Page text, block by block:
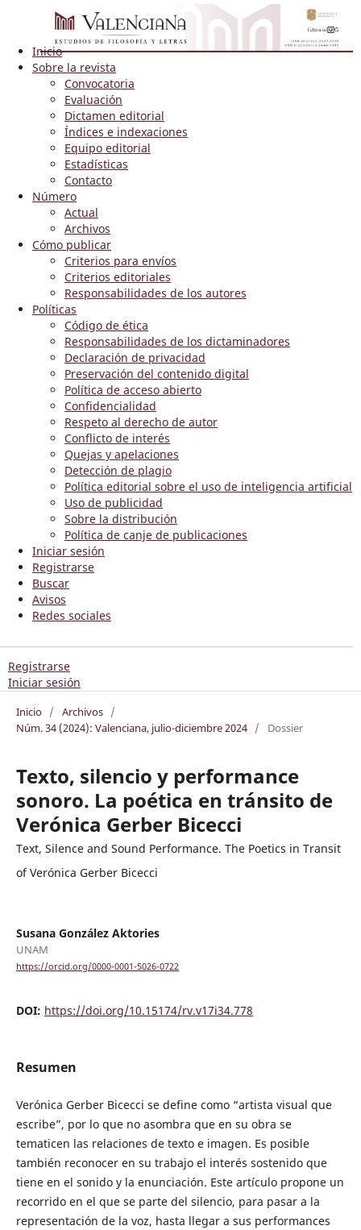
Inicio
Sobre la revista
Convocatoria
Evaluación
Dictamen editorial
Índices e indexaciones
Equipo editorial
Estadísticas
Contacto
Número
Actual
Archivos
Cómo publicar
Criterios para envíos
Criterios editoriales
Responsabilidades de los autores
Políticas
Código de ética
Responsabilidades de los dictaminadores
Declaración de privacidad
Preservación del contenido digital
Política de acceso abierto
Confidencialidad
Respeto al derecho de autor
Conflicto de interés
Quejas y apelaciones
Detección de plagio
Política editorial sobre el uso de inteligencia artificial
Uso de publicidad
Sobre la distribución
Política de canje de publicaciones
Iniciar sesión
Registrarse
Buscar
Avisos
Redes sociales
Registrarse
Iniciar sesión
Inicio / Archivos /
Núm. 34 (2024): Valenciana, julio-diciembre 2024 / Dossier
Texto, silencio y performance
sonoro. La poética en tránsito de
Verónica Gerber Bicecci
Text, Silence and Sound Performance. The Poetics in Transit
of Verónica Gerber Bicecci
Susana González Aktories
UNAM
https://orcid.org/0000-0001-5026-0722
DOI: https://doi.org/10.15174/rv.v17i34.778
Resumen
Verónica Gerber Bicecci se define como “artista visual que
escribe”, por lo que no asombra que en su obra se
tematicen las relaciones de texto e imagen. Es posible
también reconocer en su trabajo el interés sostenido que
tiene en el sonido y la enunciación. Este artículo propone un
recorrido en el que se parte del silencio, para pasar a la
representación de la voz, hasta llegar a sus performances